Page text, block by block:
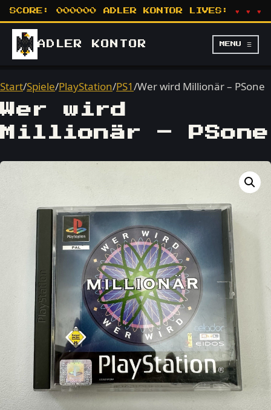
SCORE: 000000 ADLER KONTOR LIVES: ♥ ♥ ♥
ADLER KONTOR MENU ☰
Start/Spiele/PlayStation/PS1/Wer wird Millionär – PSone
Wer wird
Millionär – PSone